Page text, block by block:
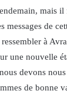
mais
messages de
à
une nouvelle
devons
de bonne